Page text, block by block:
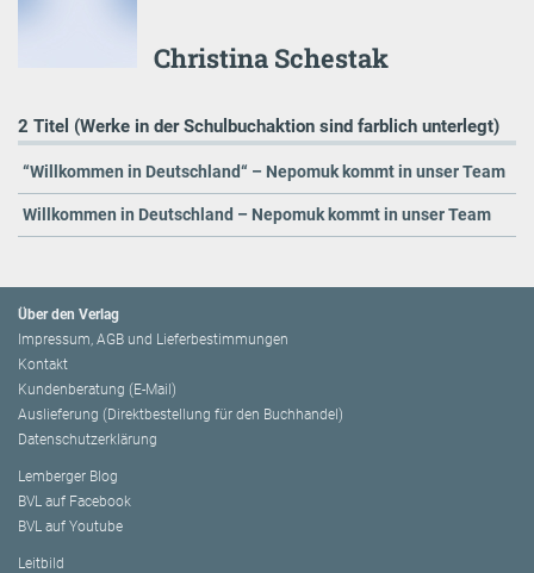
Christina Schestak
2 Titel (Werke in der Schulbuchaktion sind farblich unterlegt)
“Willkommen in Deutschland“ – Nepomuk kommt in unser Team
Willkommen in Deutschland – Nepomuk kommt in unser Team
Über den Verlag
Impressum, AGB und Lieferbestimmungen
Kontakt
Kundenberatung (E-Mail)
Auslieferung (Direktbestellung für den Buchhandel)
Datenschutzerklärung
Lemberger Blog
BVL auf Facebook
BVL auf Youtube
Leitbild